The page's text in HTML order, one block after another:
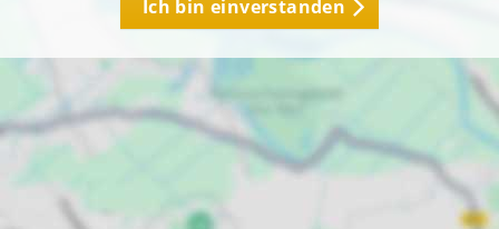
Ich bin einverstanden